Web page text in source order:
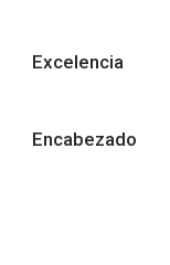
Excelencia
Encabezado